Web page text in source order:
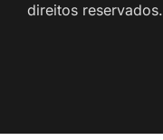
direitos reservados.